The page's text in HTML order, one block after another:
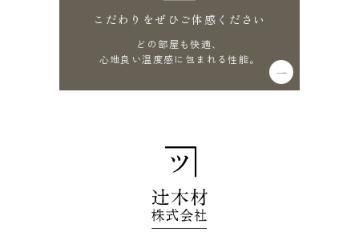
こだわりをぜひご体感ください
どの部屋も快適、
心地良い温度感に包まれる性能。